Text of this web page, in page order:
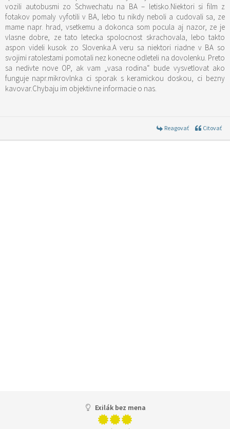
vozili autobusmi zo Schwechatu na BA – letisko.Niektori si film z
fotakov pomaly vyfotili v BA, lebo tu nikdy neboli a cudovali sa, ze
mame napr. hrad, vsetkemu a dokonca som pocula aj nazor, ze je
vlasne dobre, ze tato letecka spolocnost skrachovala, lebo takto
aspon videli kusok zo Slovenka.A veru sa niektori riadne v BA so
svojimi ratolestami pomotali nez konecne odleteli na dovolenku. Preto
sa nedivte nove OP, ak vam „vasa rodina“ bude vysvetlovat ako
funguje napr.mikrovlnka ci sporak s keramickou doskou, ci bezny
kavovar.Chybaju im objektivne informacie o nas.
Reagovať Citovať
Exilák bez mena